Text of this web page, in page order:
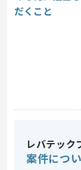
だくこと
スキル
レバテック
案件につ